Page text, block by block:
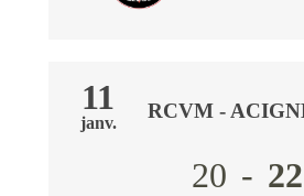
11
janv.
RCVM -
20 - 22